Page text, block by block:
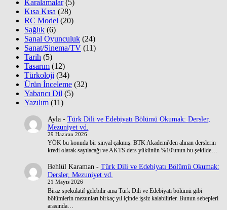
Karalamalar(5)
Kısa Kısa (28)
RC Model (20)
Sağlık (6)
Sanal Oyunculuk (24)
Sanat/Sinema/TV (11)
Tarih (5)
Tasarım (12)
Türkoloji (34)
Ürün İnceleme (32)
Yabancı Dil (5)
Yazılım (11)
Ayla- Türk Dili ve Edebiyatı Bölümü Okumak: Dersler,
Mezuniyet vd.
29 Haziran 2026
YÖK bu konuda bir sinyal çakmış. BTK Akademi'den alınan derslerin
kredi olarak sayılacağı ve AKTS ders yükünün %10'unun bu şekilde…
Behlül Karaman- Türk Dili ve Edebiyatı Bölümü Okumak:
Dersler, Mezuniyet vd.
21 Mayıs 2026
Biraz spekülatif gelebilir ama Türk Dili ve Edebiyatı bölümü gibi
bölümlerin mezunları birkaç yıl içinde işsiz kalabilirler. Bunun sebepleri
arasında…